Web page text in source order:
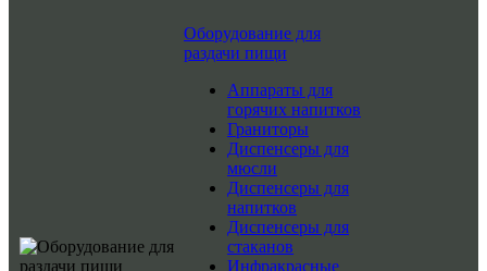
Оборудование для
раздачи пищи
Аппараты для
горячих напитков
Граниторы
Диспенсеры для
мюсли
Диспенсеры для
напитков
Диспенсеры для
стаканов
Инфракрасные